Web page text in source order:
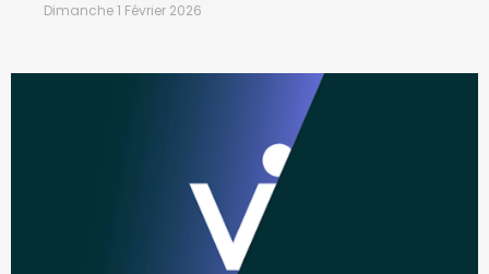
Dimanche 1 Février 2026